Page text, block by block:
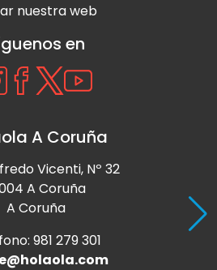
nuestra web
en
A Coruña
Vicenti, Nº 32
A Coruña
A Coruña
981 279 301